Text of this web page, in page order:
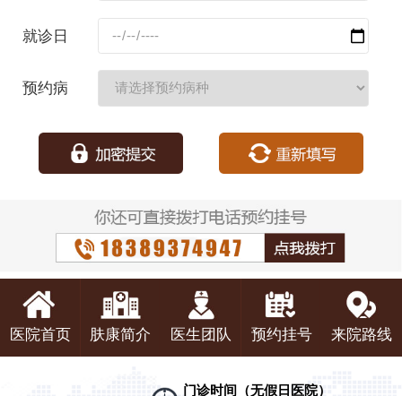
就诊日
预约病
医院首页 肤康简介 医生团队 预约挂号 来院路线
门诊时间（无假日医院）